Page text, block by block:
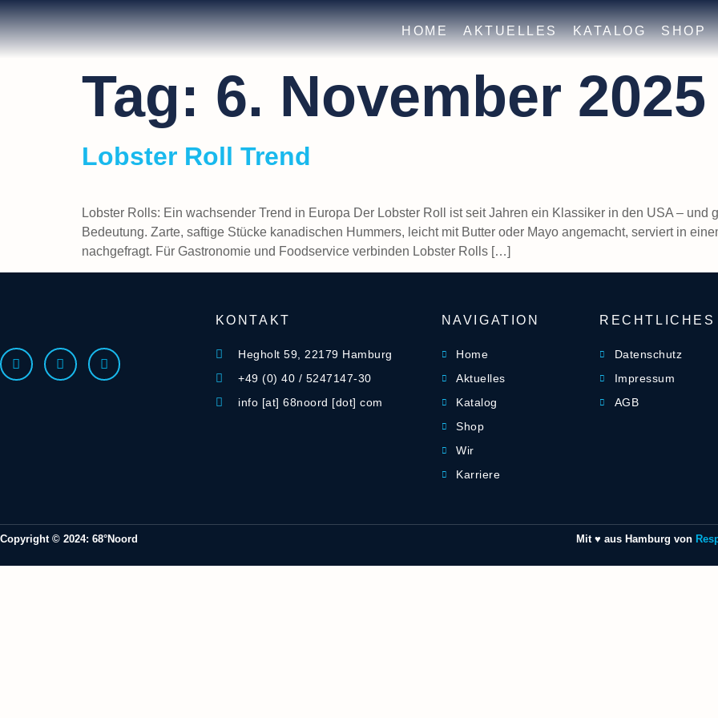
HOME AKTUELLES KATALOG SHOP
Tag: 6. November 2025
Lobster Roll Trend
Lobster Rolls: Ein wachsender Trend in Europa Der Lobster Roll ist seit Jahren ein Klassiker in den USA – und
Bedeutung. Zarte, saftige Stücke kanadischen Hummers, leicht mit Butter oder Mayo angemacht, serviert in
nachgefragt. Für Gastronomie und Foodservice verbinden Lobster Rolls […]
KONTAKT
Hegholt 59, 22179 Hamburg
+49 (0) 40 / 5247147-30
info [at] 68noord [dot] com
NAVIGATION
Home
Aktuelles
Katalog
Shop
Wir
Karriere
RECHTLICHES
Datenschutz
Impressum
AGB
Copyright © 2024: 68°Noord Mit ♥ aus Hamburg von